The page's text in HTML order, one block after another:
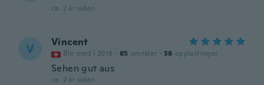
ca. 2 år siden
V Vincent
Ble med i 2018 · 85 omtaler · 38 opplastinger
Sehen gut aus
ca. 2 år siden